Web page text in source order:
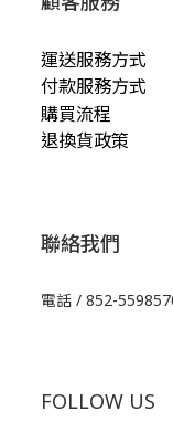
運送服務方式
付款服務方式
購買流程
退換貨政策
聯絡我們
電話 / 852-
FOLLOW US